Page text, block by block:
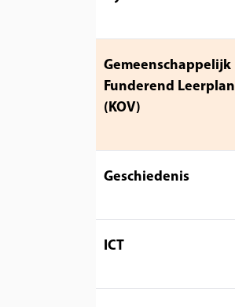
Gemeenschappelijk
Funderend Leerplan
(KOV)
Geschiedenis
ICT